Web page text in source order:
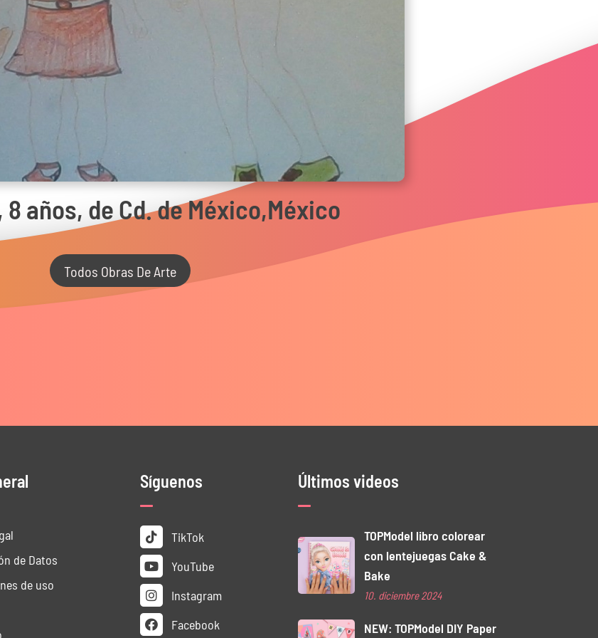
8 años, de Cd. de México,México
Todos Obras De Arte
de Datos
de uso
Síguenos
TikTok
YouTube
Instagram
Facebook
Últimos videos
TOPModel libro colorear
con lentejuegas Cake &
Bake
10. diciembre 2024
NEW: TOPModel DIY Paper